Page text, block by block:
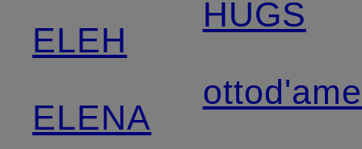
ELEH
ELENA
HUGS
ottod'ame